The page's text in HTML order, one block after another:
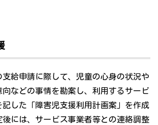
支給申請に際して、児童の心身の状況や
などの事情を勘案し、利用するサービ
記した「障害児支援利用計画案」を作成
後には、サービス事業者等との連絡調整